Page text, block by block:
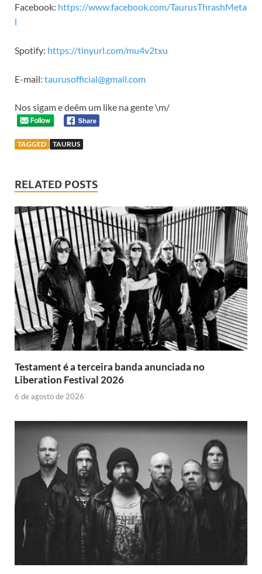
Facebook: https://www.facebook.com/TaurusThrashMeta
l
Spotify: https://tinyurl.com/mu4v2txu
E-mail: taurusofficial@gmail.com
Nos sigam e deêm um like na gente \m/
TAGGED TAURUS
RELATED POSTS
Testament é a terceira banda anunciada no
Liberation Festival 2026
6 de agosto de 2026